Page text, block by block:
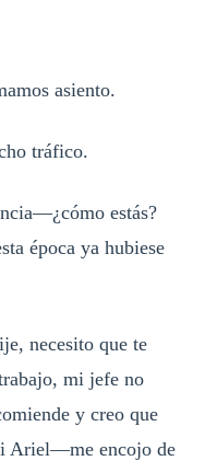
asiento.
tráfico.
estás?
época ya hubiese
necesito que te
mi jefe no
y creo que
Ariel—me encojo de